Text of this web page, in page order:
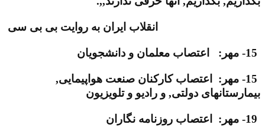
انقلاب ایران به روایت بی بی سی
15- مهر: اعتصاب کارکنان صنعت هواپیمایی,
بیمارستانهای دولتی, و رادیو و تلویزیون